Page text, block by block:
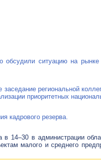
обсудили ситуацию на рынке
региональной
приоритетных
кадрового резерва.
14–30 в администрации
малого и среднего